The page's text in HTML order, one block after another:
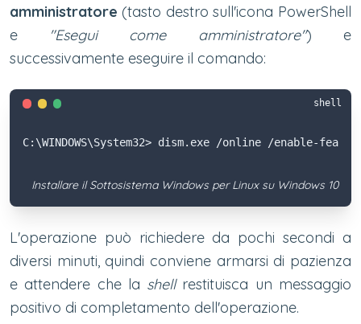
amministratore (tasto destro sull'icona PowerShell
e
"Esegui come amministratore") e
successivamente eseguire il comando:
shell
C:\WINDOWS\System32> dism.exe /online /enable-
Installare il Sottosistema Windows per Linux su Windows 10
L'operazione può richiedere da pochi secondi a
diversi minuti, quindi conviene armarsi di pazienza
e attendere che la shellrestituisca un messaggio
positivo di completamento dell'operazione.